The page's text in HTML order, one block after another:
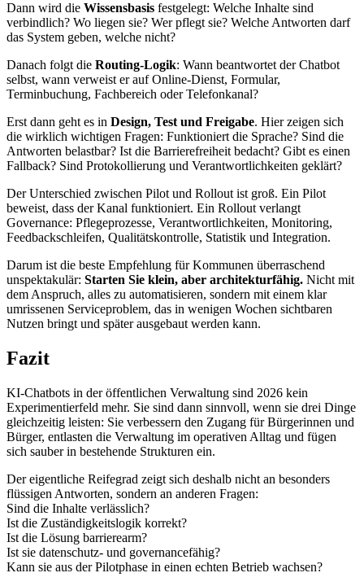
Dann wird die Wissensbasis festgelegt: Welche Inhalte sind
verbindlich? Wo liegen sie? Wer pflegt sie? Welche Antworten darf
das System geben, welche nicht?
Danach folgt die Routing-Logik: Wann beantwortet der Chatbot
selbst, wann verweist er auf Online-Dienst, Formular,
Terminbuchung, Fachbereich oder Telefonkanal?
Erst dann geht es in Design, Test und Freigabe. Hier zeigen sich
die wirklich wichtigen Fragen: Funktioniert die Sprache? Sind die
Antworten belastbar? Ist die Barrierefreiheit bedacht? Gibt es einen
Fallback? Sind Protokollierung und Verantwortlichkeiten geklärt?
Der Unterschied zwischen Pilot und Rollout ist groß. Ein Pilot
beweist, dass der Kanal funktioniert. Ein Rollout verlangt
Governance: Pflegeprozesse, Verantwortlichkeiten, Monitoring,
Feedbackschleifen, Qualitätskontrolle, Statistik und Integration.
Darum ist die beste Empfehlung für Kommunen überraschend
unspektakulär: Starten Sie klein, aber architekturfähig. Nicht mit
dem Anspruch, alles zu automatisieren, sondern mit einem klar
umrissenen Serviceproblem, das in wenigen Wochen sichtbaren
Nutzen bringt und später ausgebaut werden kann.
Fazit
KI-Chatbots in der öffentlichen Verwaltung sind 2026 kein
Experimentierfeld mehr. Sie sind dann sinnvoll, wenn sie drei Dinge
gleichzeitig leisten: Sie verbessern den Zugang für Bürgerinnen und
Bürger, entlasten die Verwaltung im operativen Alltag und fügen
sich sauber in bestehende Strukturen ein.
Der eigentliche Reifegrad zeigt sich deshalb nicht an besonders
flüssigen Antworten, sondern an anderen Fragen:
Sind die Inhalte verlässlich?
Ist die Zuständigkeitslogik korrekt?
Ist die Lösung barrierearm?
Ist sie datenschutz- und governancefähig?
Kann sie aus der Pilotphase in einen echten Betrieb wachsen?